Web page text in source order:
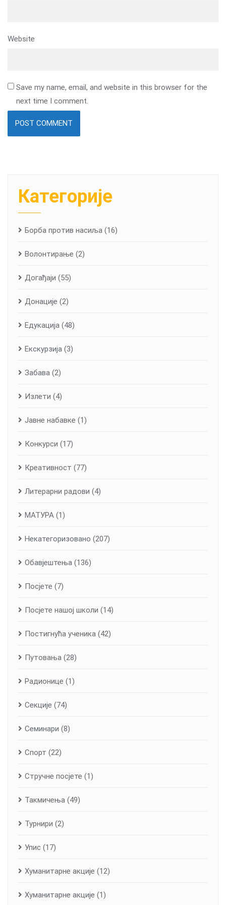
Website
Save my name, email, and website in this browser for the
next time I comment.
Категорије
Борба против насиља (16)
Волонтирање (2)
Догађаји (55)
Донације (2)
Едукација (48)
Екскурзија (3)
Забава (2)
Излети (4)
Јавне набавке (1)
Конкурси (17)
Креативност (77)
Литерарни радови (4)
МАТУРА (1)
Некатегоризовано (207)
Обавјештења (136)
Посјете (7)
Посјете нашој школи (14)
Постигнућа ученика (42)
Путовања (28)
Радионице (1)
Секције (74)
Семинари (8)
Спорт (22)
Стручне посјете (1)
Такмичења (49)
Турнири (2)
Упис (17)
Хуманитарне aкције (12)
Хуманитарне акције (1)